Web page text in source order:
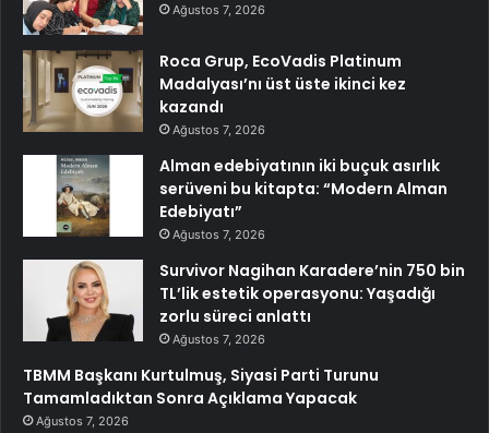
Ağustos 7, 2026
Roca Grup, EcoVadis Platinum
Madalyası’nı üst üste ikinci kez
kazandı
Ağustos 7, 2026
Alman edebiyatının iki buçuk asırlık
serüveni bu kitapta: “Modern Alman
Edebiyatı”
Ağustos 7, 2026
Survivor Nagihan Karadere’nin 750 bin
TL’lik estetik operasyonu: Yaşadığı
zorlu süreci anlattı
Ağustos 7, 2026
TBMM Başkanı Kurtulmuş, Siyasi Parti Turunu
Tamamladıktan Sonra Açıklama Yapacak
Ağustos 7, 2026